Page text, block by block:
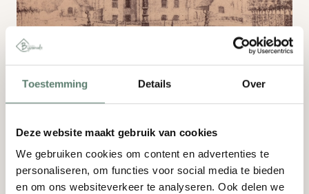
Toestemming Details Over
Deze website maakt gebruik van cookies
We gebruiken cookies om content en advertenties te
personaliseren, om functies voor social media te bieden
en om ons websiteverkeer te analyseren. Ook delen we
Een rijke historie